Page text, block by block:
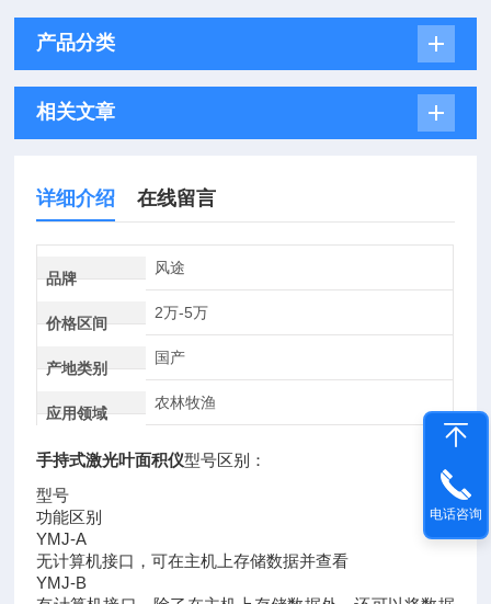
产品分类
相关文章
详细介绍 在线留言
品牌
风途
价格区间
2万-5万
产地类别
国产
应用领域
农林牧渔
手持式激光叶面积仪型号区别：
型号
功能区别
YMJ-A
无计算机接口，可在主机上存储数据并查看
YMJ-B
电话咨询